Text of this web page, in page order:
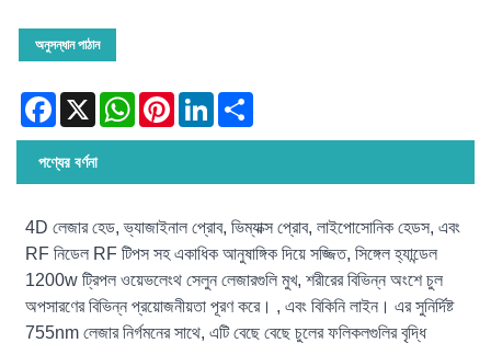
অনুসন্ধান পাঠান
Facebook
X WhatsAppPinterestLinkedIn
পণ্যের বর্ণনা
4D লেজার হেড, ভ্যাজাইনাল প্রোব, ভিম্যাক্স প্রোব, লাইপোসোনিক হেডস, এবং
RF নিডেল RF টিপস সহ একাধিক আনুষাঙ্গিক দিয়ে সজ্জিত, সিঙ্গেল হ্যান্ডেল
1200w ট্রিপল ওয়েভলেংথ সেলুন লেজারগুলি মুখ, শরীরের বিভিন্ন অংশে চুল
অপসারণের বিভিন্ন প্রয়োজনীয়তা পূরণ করে। , এবং বিকিনি লাইন। এর সুনির্দিষ্ট
755nm লেজার নির্গমনের সাথে, এটি বেছে বেছে চুলের ফলিকলগুলির বৃদ্ধি